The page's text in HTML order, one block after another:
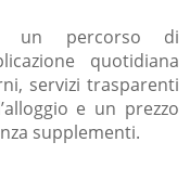
un percorso di
quotidiana
servizi trasparenti
e un prezzo
supplementi.